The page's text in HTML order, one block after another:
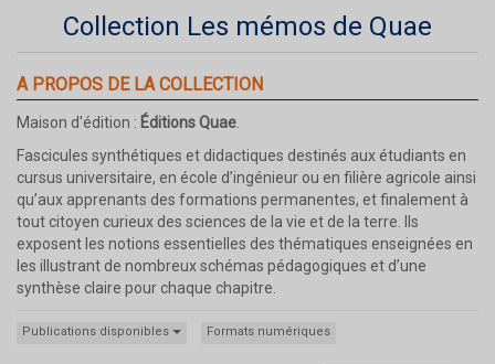
Collection Les mémos de Quae
A PROPOS DE LA COLLECTION
Maison d'édition : Éditions Quae
Fascicules synthétiques et didactiques destinés aux étudiants en
cursus universitaire, en école d’ingénieur ou en filière agricole ainsi
qu’aux apprenants des formations permanentes, et finalement à
tout citoyen curieux des sciences de la vie et de la terre. Ils
exposent les notions essentielles des thématiques enseignées en
les illustrant de nombreux schémas pédagogiques et d’une
synthèse claire pour chaque chapitre.
Publications disponibles Formats numériques